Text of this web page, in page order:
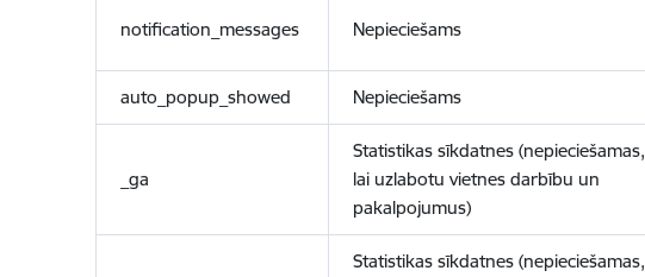
notification_messages Nepieciešams
auto_popup_showed Nepieciešams
_ga
Statistikas sīkdatnes (nepieciešamas,
lai uzlabotu vietnes darbību un
pakalpojumus)
Statistikas sīkdatnes (nepieciešamas,